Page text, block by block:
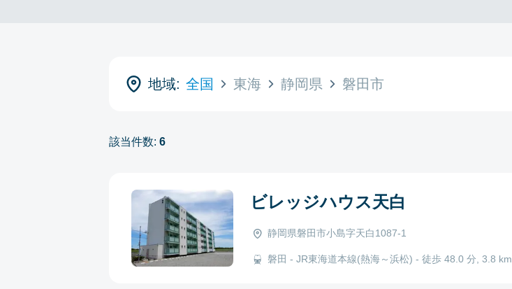
地域: 全国 東海 静岡県 磐田市
該当件数: 6
ビレッジハウス天白
静岡県磐田市小島字天白1087-1
磐田 - JR東海道本線(熱海～浜松) - 徒歩 48.0 分, 3.8 km